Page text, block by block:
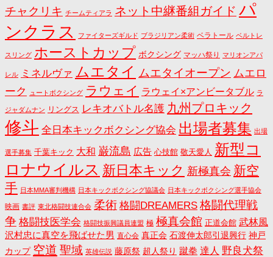
チャクリキ チームティアラ ネット中継番組ガイド パ
ンクラス
ファイターズギルド ブラジリアン柔術 ベラトール ベルトレ
スリング ホーストカップ ボクシング マッハ祭り マリオンアパ
レル ミネルヴァ ムエタイ ムエタイオープン ムエロ
ーク
ュートボクシング ラウェイ ラウェイ×アンビータブル ラ
ジャダムナン リングス レキオバトル名護 九州プロキック
修斗 全日本キックボクシング協会 出場者募集 出場
選手募集 千葉キック 大和 巌流島 広告 心技館 敬天愛人 新型コ
ロナウイルス 新日本キック 新極真会 新空
手 日本MMA審判機構 日本キックボクシング協議会 日本キックボクシング選手協会
映画 書評 東北格闘技連合会 柔術 格闘DREAMERS 格闘代理戦
争 格闘技医学会 格闘技振興議員連盟 極 極真会館 正道会館 武林風
沢村忠に真空を飛ばせた男 直心会 真正会 石渡伸太郎引退興行 神戸
カップ 空道 聖域 英雄伝説 藤原祭 超人祭り 蹴拳 達人 野良犬祭